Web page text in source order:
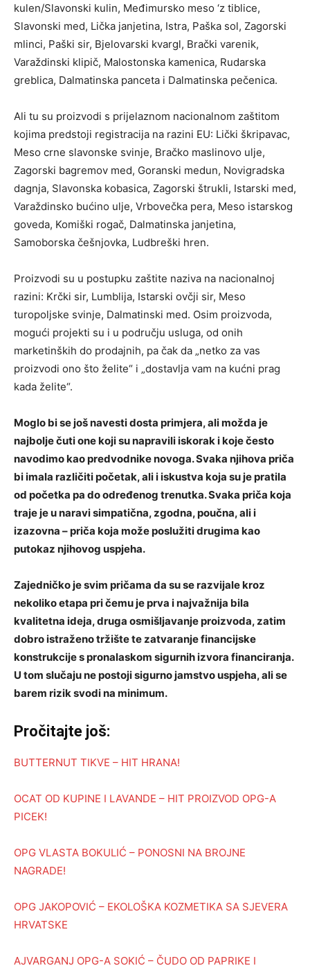
kulen/Slavonski kulin, Međimursko meso ‘z tiblice,
Slavonski med, Lička janjetina, Istra, Paška sol, Zagorski
mlinci, Paški sir, Bjelovarski kvargl, Brački varenik,
Varaždinski klipič, Malostonska kamenica, Rudarska
greblica, Dalmatinska panceta i Dalmatinska pečenica.
Ali tu su proizvodi s prijelaznom nacionalnom zaštitom
kojima predstoji registracija na razini EU: Lički škripavac,
Meso crne slavonske svinje, Bračko maslinovo ulje,
Zagorski bagremov med, Goranski medun, Novigradska
dagnja, Slavonska kobasica, Zagorski štrukli, Istarski med,
Varaždinsko bućino ulje, Vrbovečka pera, Meso istarskog
goveda, Komiški rogač, Dalmatinska janjetina,
Samoborska češnjovka, Ludbreški hren.
Proizvodi su u postupku zaštite naziva na nacionalnoj
razini: Krčki sir, Lumblija, Istarski ovčji sir, Meso
turopoljske svinje, Dalmatinski med. Osim proizvoda,
mogući projekti su i u području usluga, od onih
marketinških do prodajnih, pa čak da „netko za vas
proizvodi ono što želite“ i „dostavlja vam na kućni prag
kada želite“.
Moglo bi se još navesti dosta primjera, ali možda je
najbolje čuti one koji su napravili iskorak i koje često
navodimo kao predvodnike novoga. Svaka njihova priča
bi imala različiti početak, ali i iskustva koja su je pratila
od početka pa do određenog trenutka. Svaka priča koja
traje je u naravi simpatična, zgodna, poučna, ali i
izazovna – priča koja može poslužiti drugima kao
putokaz njihovog uspjeha.
Zajedničko je svim pričama da su se razvijale kroz
nekoliko etapa pri čemu je prva i najvažnija bila
kvalitetna ideja, druga osmišljavanje proizvoda, zatim
dobro istraženo tržište te zatvaranje financijske
konstrukcije s pronalaskom sigurnih izvora financiranja.
U tom slučaju ne postoji sigurno jamstvo uspjeha, ali se
barem rizik svodi na minimum.
Pročitajte još:
BUTTERNUT TIKVE – HIT HRANA!
OCAT OD KUPINE I LAVANDE – HIT PROIZVOD OPG-A
PICEK!
OPG VLASTA BOKULIĆ – PONOSNI NA BROJNE
NAGRADE!
OPG JAKOPOVIĆ – EKOLOŠKA KOZMETIKA SA SJEVERA
HRVATSKE
AJVARGANJ OPG-A SOKIĆ – ČUDO OD PAPRIKE I